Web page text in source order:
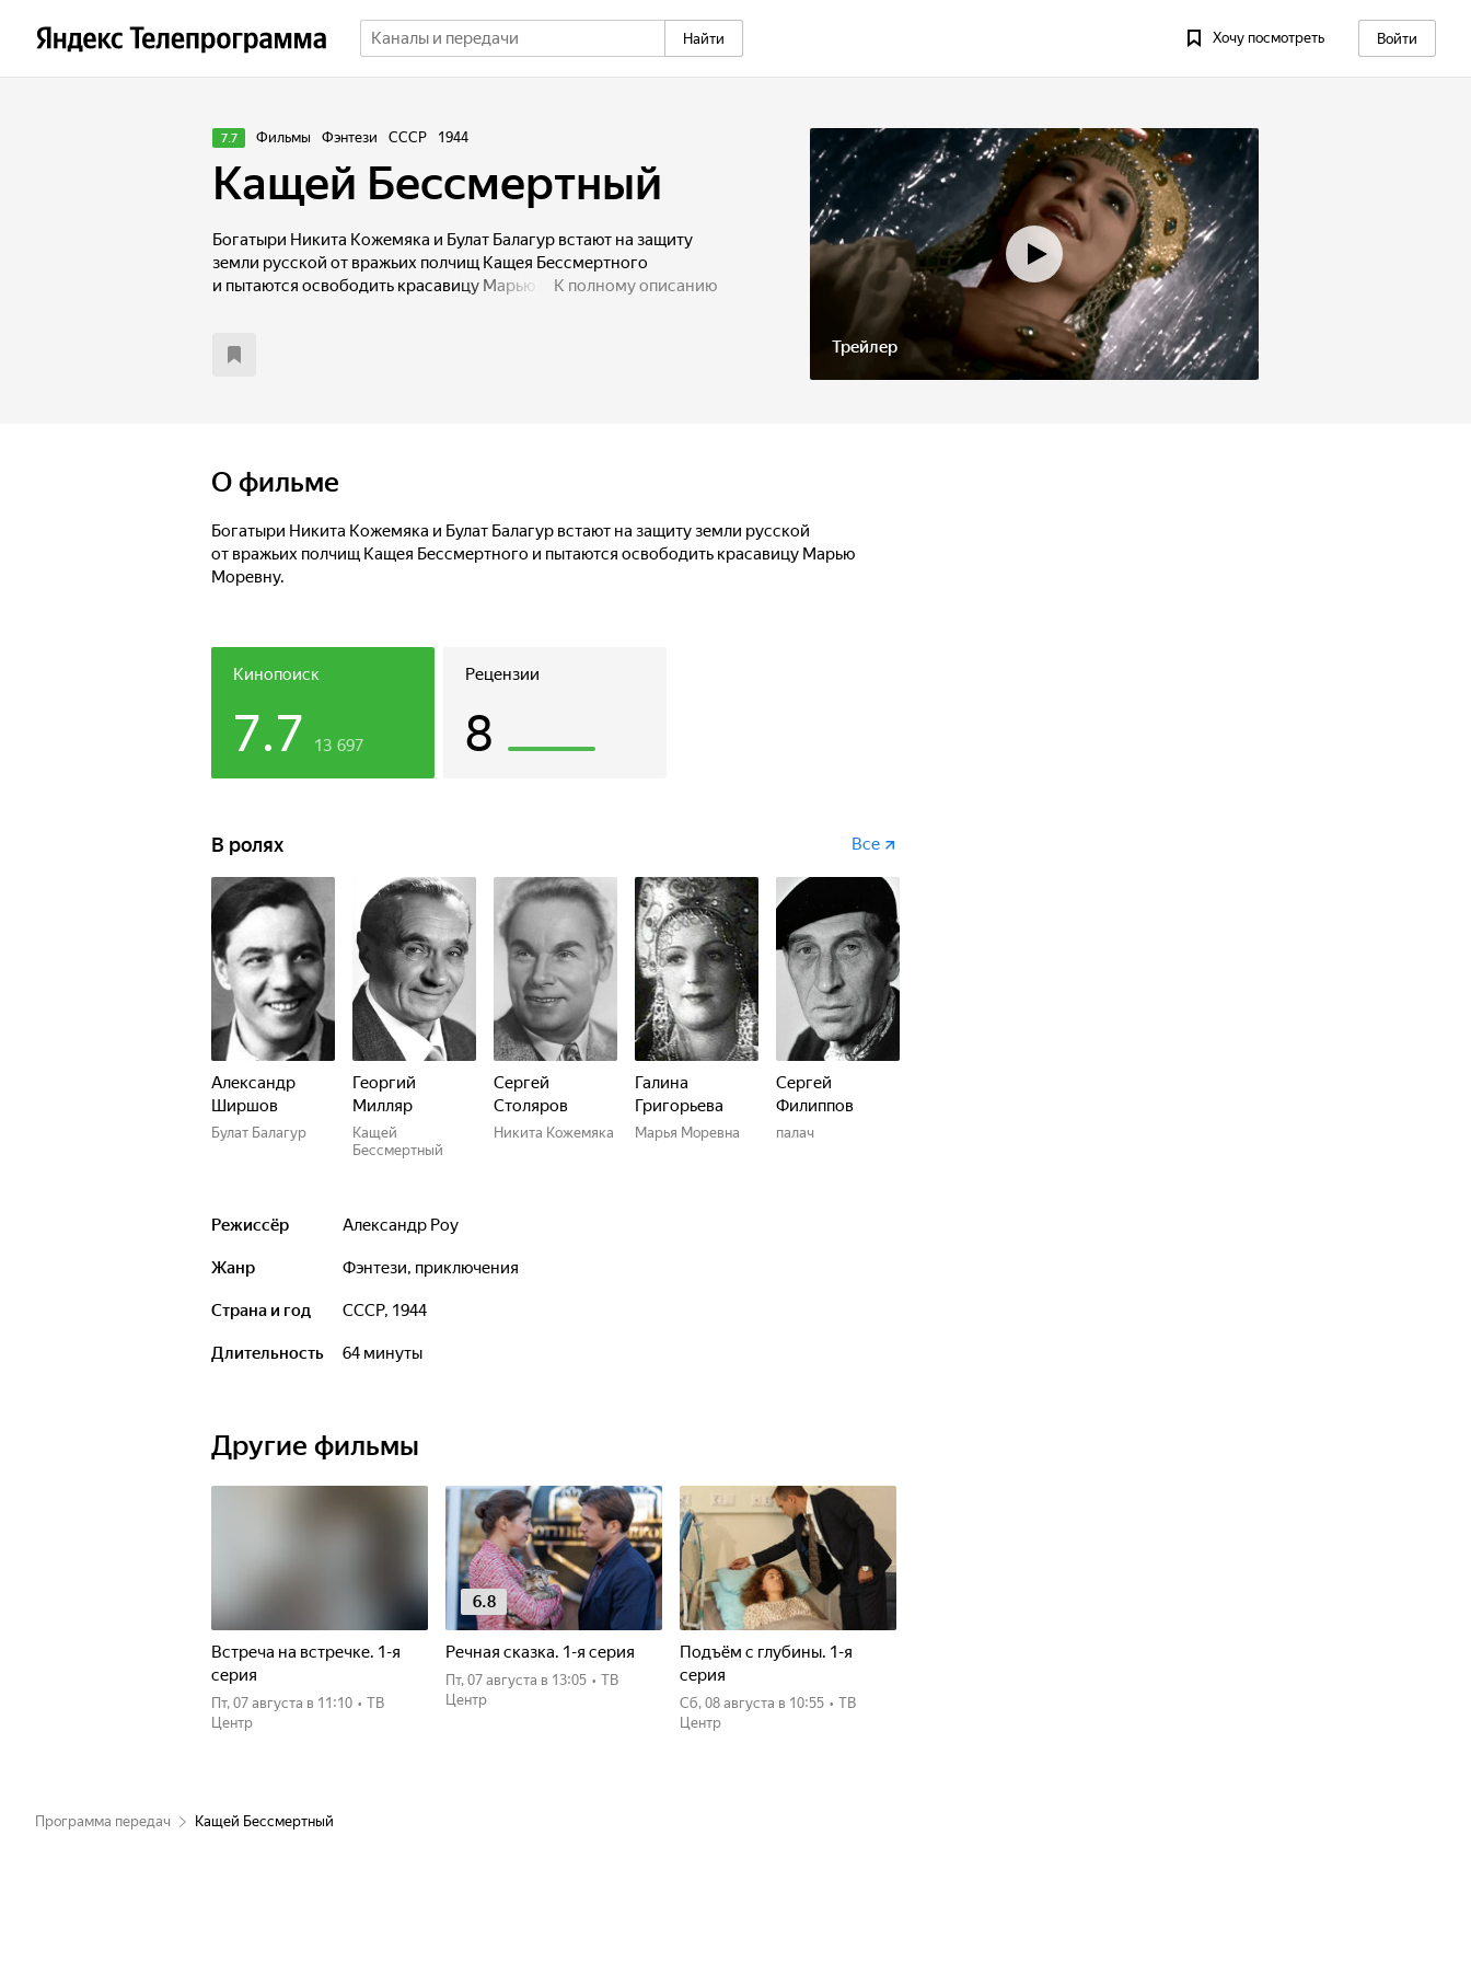
Найти Хочу посмотреть Войти
Трейлер
7.7 Фильмы Фэнтези СССР 1944
Кащей Бессмертный
Богатыри Никита Кожемяка и Булат Балагур встают на защиту
земли русской от вражьих полчищ Кащея Бессмертного
и пытаются освободить красавицу Марью Моревну.К полному описанию
О фильме
Богатыри Никита Кожемяка и Булат Балагур встают на защиту земли русской
от вражьих полчищ Кащея Бессмертного и пытаются освободить красавицу Марью
Моревну.
Кинопоиск
7.7 13 697
Рецензии
8
В ролях Все
Александр
Ширшов
Булат Балагур
Георгий
Милляр
Кащей
Бессмертный
Сергей
Столяров
Никита Кожемяка
Галина
Григорьева
Марья Моревна
Сергей
Филиппов
палач
Режиссёр Александр Роу
Жанр фэнтези, приключения
Страна и год СССР, 1944
Длительность 64 минуты
Другие фильмы
Встреча на встречке. 1-я
серия
пт, 07 августа в 11:10 • ТВ
Центр
6.8
Речная сказка. 1-я серия
пт, 07 августа в 13:05 • ТВ
Центр
Подъём с глубины. 1-я
серия
сб, 08 августа в 10:55 • ТВ
Центр
Программа передач Кащей Бессмертный